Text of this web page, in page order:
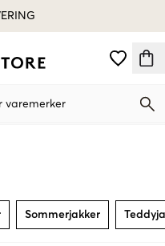
varemerker
Sommerjakker